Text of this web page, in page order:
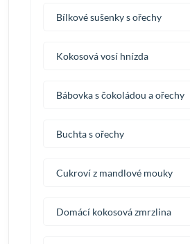
Bílkové sušenky s ořechy
Kokosová vosí hnízda
Bábovka s čokoládou a ořechy
Buchta s ořechy
Cukroví z mandlové mouky
Domácí kokosová zmrzlina